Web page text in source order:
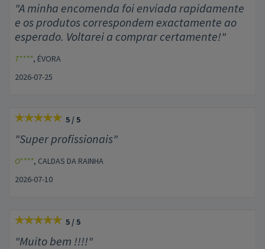
"A minha encomenda foi enviada rapidamente
e os produtos correspondem exactamente ao
esperado. Voltarei a comprar certamente!"
T****, ÉVORA
2026-07-25
5 / 5
"Super profissionais"
O****, CALDAS DA RAINHA
2026-07-10
5 / 5
"Muito bem !!!!"